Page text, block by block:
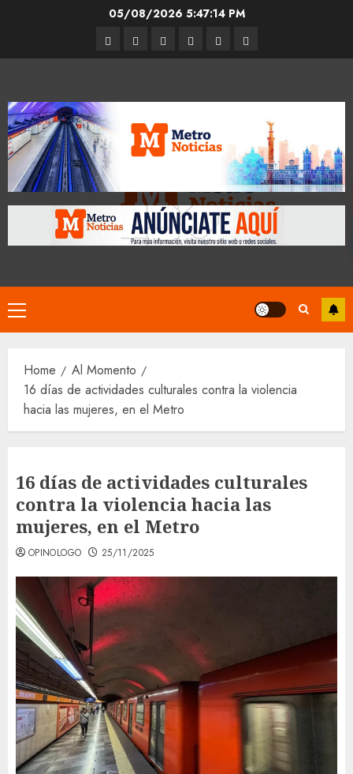
05/08/2026 5:47:15 PM
Entrevistas
Espectáculos
Movilidad
Metro
CDMX
CulturaOpinión
Primary
Menu
Home
Al Momento
16 días de actividades culturales contra la violencia
hacia las mujeres, en el Metro
16 días de actividades culturales
contra la violencia hacia las
mujeres, en el Metro
OPINOLOGO 25/11/2025